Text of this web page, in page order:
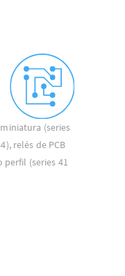
(series
relés de PCB
perfil (series 41